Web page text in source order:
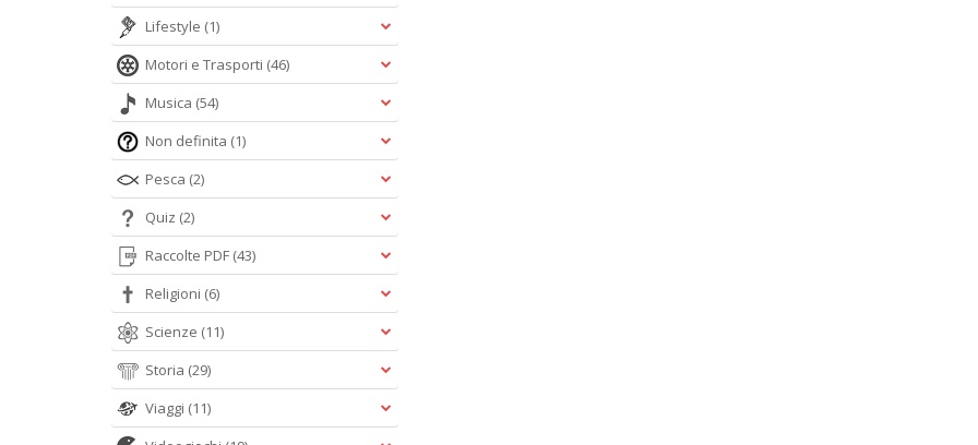
Lifestyle (1)
Motori e Trasporti (46)
Musica (54)
Non definita (1)
Pesca (2)
Quiz (2)
Raccolte PDF (43)
Religioni (6)
Scienze (11)
Storia (29)
Viaggi (11)